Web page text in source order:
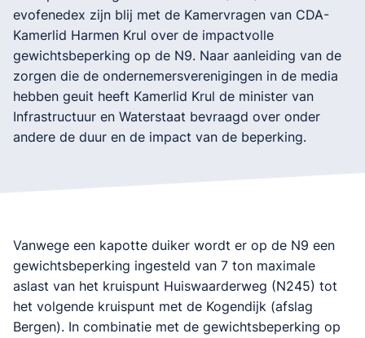
evofenedex zijn blij met de Kamervragen van CDA-
Kamerlid Harmen Krul over de impactvolle
gewichtsbeperking op de N9. Naar aanleiding van de
zorgen die de ondernemersverenigingen in de media
hebben geuit heeft Kamerlid Krul de minister van
Infrastructuur en Waterstaat bevraagd over onder
andere de duur en de impact van de beperking.
Vanwege een kapotte duiker wordt er op de N9 een
gewichtsbeperking ingesteld van 7 ton maximale
aslast van het kruispunt Huiswaarderweg (N245) tot
het volgende kruispunt met de Kogendijk (afslag
Bergen). In combinatie met de gewichtsbeperking op